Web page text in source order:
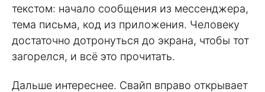
текстом: начало сообщения из мессенджера,
тема письма, код из приложения. Человеку
достаточно дотронуться до экрана, чтобы тот
загорелся, и всё это прочитать.
Дальше интереснее. Свайп вправо открывает